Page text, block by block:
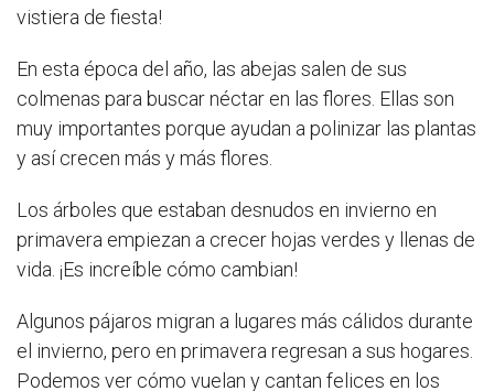
vistiera de fiesta!
En esta época del año, las abejas salen de sus
colmenas para buscar néctar en las flores. Ellas son
muy importantes porque ayudan a polinizar las plantas
y así crecen más y más flores.
Los árboles que estaban desnudos en invierno en
primavera empiezan a crecer hojas verdes y llenas de
vida. ¡Es increíble cómo cambian!
Algunos pájaros migran a lugares más cálidos durante
el invierno, pero en primavera regresan a sus hogares.
Podemos ver cómo vuelan y cantan felices en los